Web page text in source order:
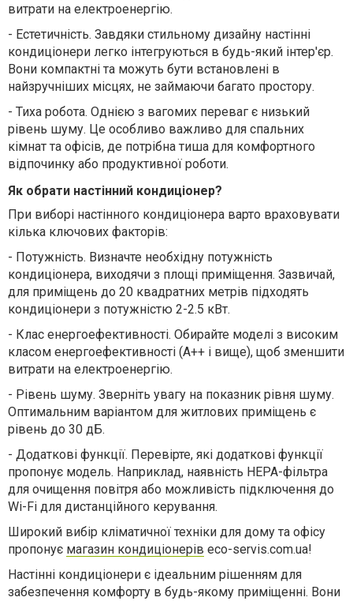
витрати на електроенергію.
- Естетичність. Завдяки стильному дизайну настінні
кондиціонери легко інтегруються в будь-який інтер'єр.
Вони компактні та можуть бути встановлені в
найзручніших місцях, не займаючи багато простору.
- Тиха робота. Однією з вагомих переваг є низький
рівень шуму. Це особливо важливо для спальних
кімнат та офісів, де потрібна тиша для комфортного
відпочинку або продуктивної роботи.
Як обрати настінний кондиціонер?
При виборі настінного кондиціонера варто враховувати
кілька ключових факторів:
- Потужність. Визначте необхідну потужність
кондиціонера, виходячи з площі приміщення. Зазвичай,
для приміщень до 20 квадратних метрів підходять
кондиціонери з потужністю 2-2.5 кВт.
- Клас енергоефективності. Обирайте моделі з високим
класом енергоефективності (A++ і вище), щоб зменшити
витрати на електроенергію.
- Рівень шуму. Зверніть увагу на показник рівня шуму.
Оптимальним варіантом для житлових приміщень є
рівень до 30 дБ.
- Додаткові функції. Перевірте, які додаткові функції
пропонує модель. Наприклад, наявність HEPA-фільтра
для очищення повітря або можливість підключення до
Wi-Fi для дистанційного керування.
Широкий вибір кліматичної техніки для дому та офісу
пропонує магазин кондиціонерів eco-servis.com.ua!
Настінні кондиціонери є ідеальним рішенням для
забезпечення комфорту в будь-якому приміщенні. Вони